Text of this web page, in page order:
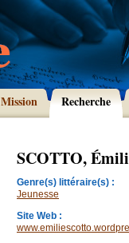
Mission Recherche
SCOTTO,
Genre(s) littéraire(s) :
Jeunesse
Site Web :